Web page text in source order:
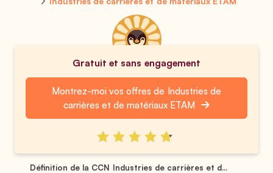
Gratuit et sans engagement
Montrez-moi vos offres de Industries de
carrières et de matériaux ETAM
Définition de la CCN Industries de carrières et d...